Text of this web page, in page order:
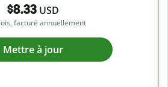
$8.33 USD
facturé annuellement
Mettre à jour